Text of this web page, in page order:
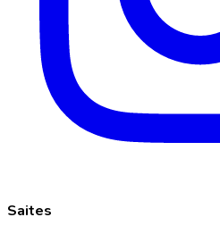
Saites